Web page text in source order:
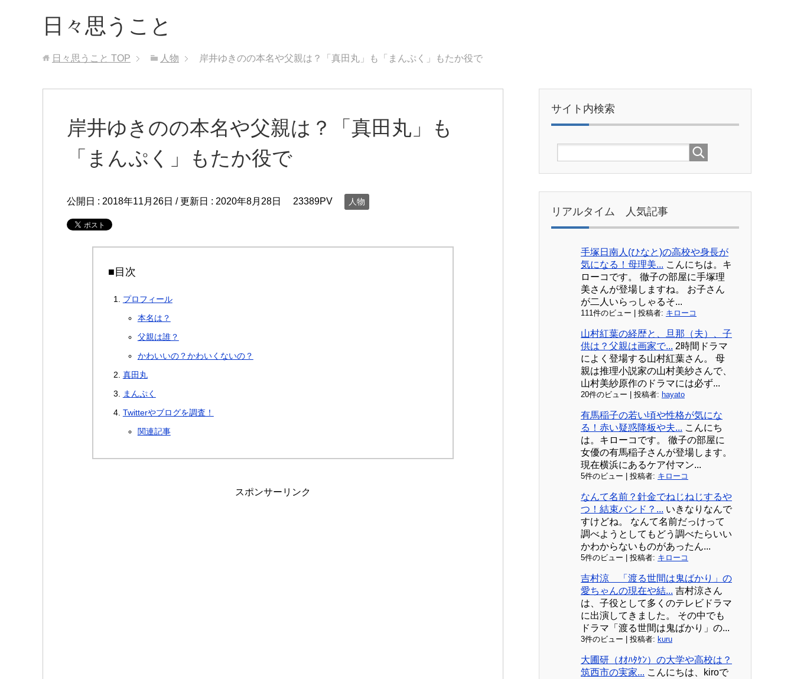
日々思うこと
日々思うこと TOP 人物 岸井ゆきのの本名や父親は？「真田丸」も「まんぷく」もたか役で
岸井ゆきのの本名や父親は？「真田丸」も
「まんぷく」もたか役で
公開日 : 2018年11月26日 / 更新日 : 2020年8月28日 23389PV 人物
■目次
プロフィール
本名は？
父親は誰？
かわいいの？かわいくないの？
真田丸
まんぷく
Twitterやブログを調査！
関連記事
スポンサーリンク
サイト内検索
リアルタイム 人気記事
手塚日南人(ひなと)の高校や身長が
気になる！母理美... こんにちは。キ
ローコです。 徹子の部屋に手塚理
美さんが登場しますね。 お子さん
が二人いらっしゃるそ...
111件のビュー 投稿者: キローコ
山村紅葉の経歴と、旦那（夫）、子
供は？父親は画家で... 2時間ドラマ
によく登場する山村紅葉さん。 母
親は推理小説家の山村美紗さんで、
山村美紗原作のドラマには必ず...
20件のビュー 投稿者: hayato
有馬稲子の若い頃や性格が気にな
る！赤い疑惑降板や夫... こんにち
は。キローコです。 徹子の部屋に
女優の有馬稲子さんが登場します。
現在横浜にあるケア付マン...
5件のビュー 投稿者: キローコ
なんて名前？針金でねじねじするや
つ！結束バンド？... いきなりなんで
すけどね。 なんて名前だっけって
調べようとしてもどう調べたらいい
かわからないものがあったん...
5件のビュー 投稿者: キローコ
吉村涼 「渡る世間は鬼ばかり」の
愛ちゃんの現在や結... 吉村涼さん
は、子役として多くのテレビドラマ
に出演してきました。 その中でも
ドラマ「渡る世間は鬼ばかり」の...
3件のビュー 投稿者: kuru
大圃研（ｵｵﾊﾀｹﾝ）の大学や高校は？
筑西市の実家... こんにちは、kiroで